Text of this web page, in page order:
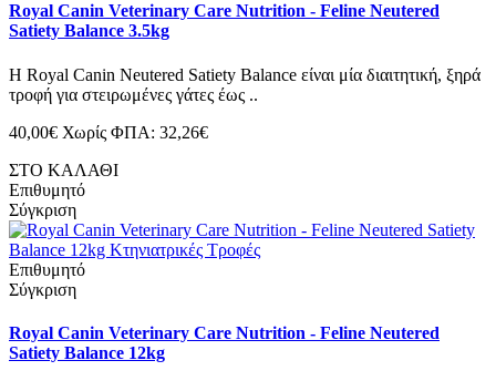
Royal Canin Veterinary Care Nutrition - Feline Neutered
Satiety Balance 3.5kg
Η Royal Canin Neutered Satiety Balance είναι μία διαιτητική, ξηρά
τροφή για στειρωμένες γάτες έως ..
40,00€ Χωρίς ΦΠΑ: 32,26€
ΣΤΟ ΚΑΛΑΘΙ
Επιθυμητό
Σύγκριση
Επιθυμητό
Σύγκριση
Royal Canin Veterinary Care Nutrition - Feline Neutered
Satiety Balance 12kg